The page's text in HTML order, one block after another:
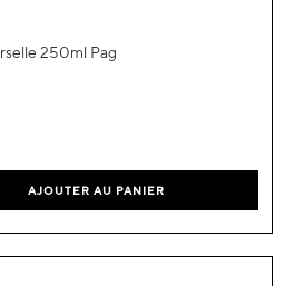
250ml Pag
AJOUTER AU PANIER